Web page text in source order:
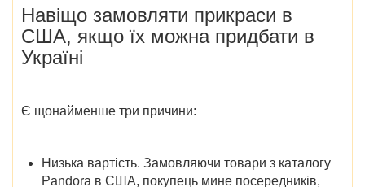
Навіщо замовляти прикраси в
США, якщо їх можна придбати в
Україні
Є щонайменше три причини:
Низька вартість. Замовляючи товари з каталогу
Pandora в США, покупець мине посередників,